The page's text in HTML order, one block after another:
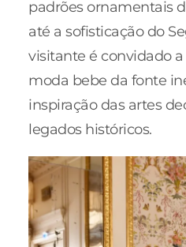
padrões ornamentais
até a sofisticação do
visitante é convidado
moda bebe da fonte
inspiração das artes
legados históricos.